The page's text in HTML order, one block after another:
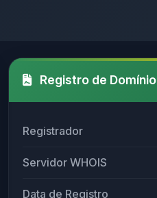
Registro de Domínio
Registrador
Servidor WHOIS
Data de Registro